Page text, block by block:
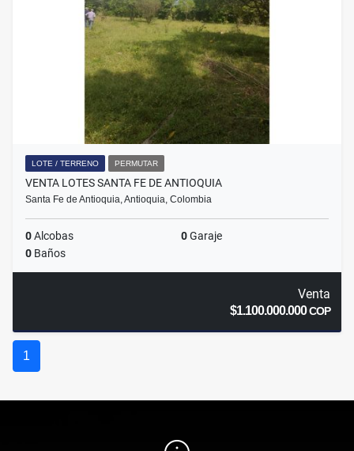
LOTE / TERRENO PERMUTAR
VENTA LOTES SANTA FE DE ANTIOQUIA
Santa Fe de Antioquia, Antioquia, Colombia
0Alcobas 0Garaje
0 Baños
Venta
$1.100.000.000COP
1